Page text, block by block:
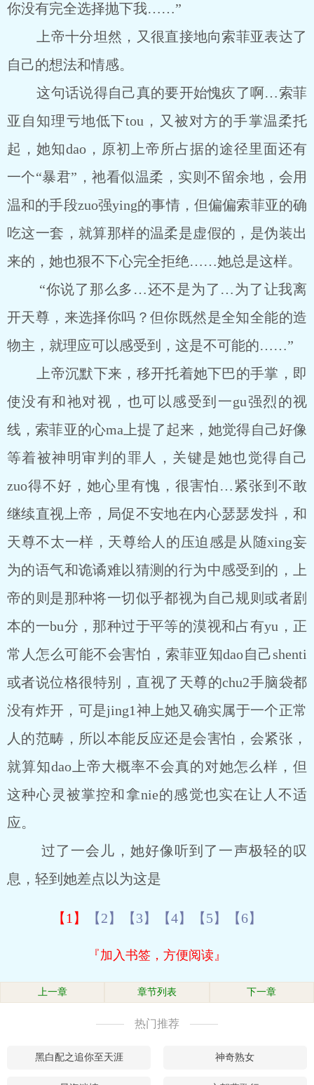
你没有完全选择抛下我……”
上帝十分坦然，又很直接地向索菲亚表达了
自己的想法和情感。
这句话说得自己真的要开始愧疚了啊…索菲
亚自知理亏地低下tou，又被对方的手掌温柔托
起，她知dao，原初上帝所占据的途径里面还有
一个“暴君”，祂看似温柔，实则不留余地，会用
温和的手段zuo强ying的事情，但偏偏索菲亚的确
吃这一套，就算那样的温柔是虚假的，是伪装出
来的，她也狠不下心完全拒绝……她总是这样。
“你说了那么多…还不是为了…为了让我离
开天尊，来选择你吗？但你既然是全知全能的造
物主，就理应可以感受到，这是不可能的……”
上帝沉默下来，移开托着她下巴的手掌，即
使没有和祂对视，也可以感受到一gu强烈的视
线，索菲亚的心ma上提了起来，她觉得自己好像
等着被神明审判的罪人，关键是她也觉得自己
zuo得不好，她心里有愧，很害怕…紧张到不敢
继续直视上帝，局促不安地在内心瑟瑟发抖，和
天尊不太一样，天尊给人的压迫感是从随xing妄
为的语气和诡谲难以猜测的行为中感受到的，上
帝的则是那种将一切似乎都视为自己规则或者剧
本的一bu分，那种过于平等的漠视和占有yu，正
常人怎么可能不会害怕，索菲亚知dao自己shenti
或者说位格很特别，直视了天尊的chu2手脑袋都
没有炸开，可是jing1神上她又确实属于一个正常
人的范畴，所以本能反应还是会害怕，会紧张，
就算知dao上帝大概率不会真的对她怎么样，但
这种心灵被掌控和拿nie的感觉也实在让人不适
应。
过了一会儿，她好像听到了一声极轻的叹
息，轻到她差点以为这是
【1】 【2】 【3】 【4】 【5】 【6】
『加入书签，方便阅读』
上一章 章节列表 下一章
热门推荐
黑白配之追你至天涯 神奇熟女